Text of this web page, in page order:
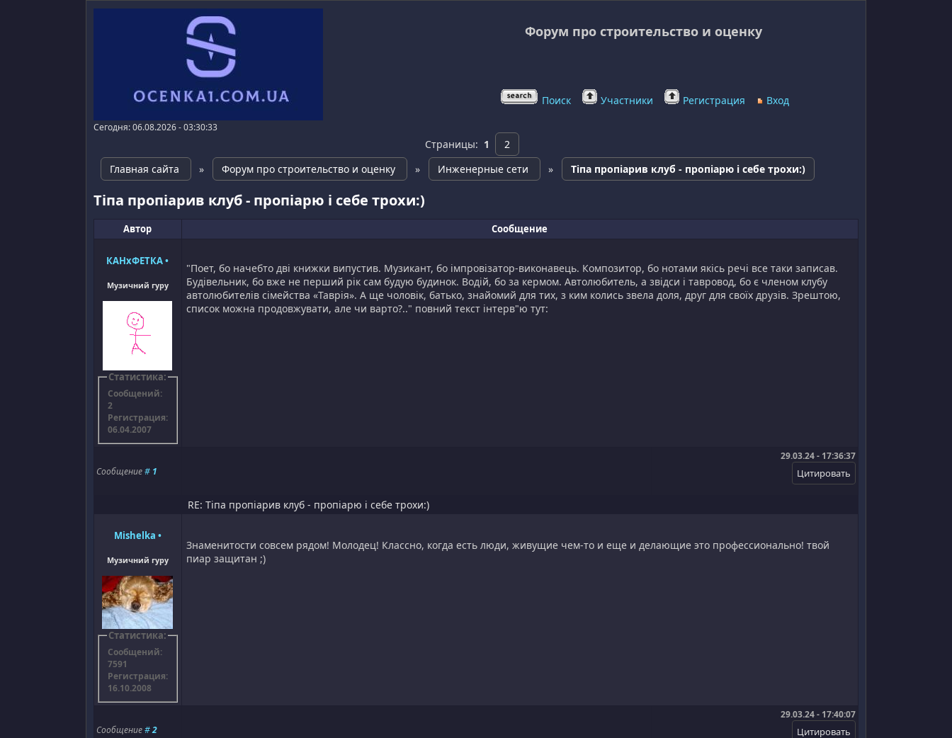
Форум про строительство и оценку
Поиск Участники Регистрация Вход
Сегодня: 06.08.2026 - 03:30:33
Страницы: 1
2
Главная сайта
» Форум про строительство и оценку » Инженерные сети » Тіпа пропіарив клуб - пропіарю і себе трохи:)
Тіпа пропіарив клуб - пропіарю і себе трохи:)
Автор Сообщение
КАНхФЕТКА•
Музичний гуру
Статистика:
Сообщений:
2
Регистрация:
06.04.2007
"Поет, бо начебто дві книжки випустив. Музикант, бо імпровізатор-виконавець. Композитор, бо нотами якісь речі все таки записав.
Будівельник, бо вже не перший рік сам будую будинок. Водій, бо за кермом. Автолюбитель, а звідси і тавровод, бо є членом клубу
автолюбителів сімейства «Таврія». А ще чоловік, батько, знайомий для тих, з ким колись звела доля, друг для своїх друзів. Зрештою,
список можна продовжувати, але чи варто?.." повний текст інтерв"ю тут:
Сообщение# 1
29.03.24 - 17:36:37
RE: Тіпа пропіарив клуб - пропіарю і себе трохи:)
Mishelka •
Музичний гуру
Статистика:
Сообщений:
7591
Регистрация:
16.10.2008
Знаменитости совсем рядом! Молодец! Классно, когда есть люди, живущие чем-то и еще и делающие это профессионально! твой
пиар защитан ;)
Сообщение#2
29.03.24 - 17:40:07